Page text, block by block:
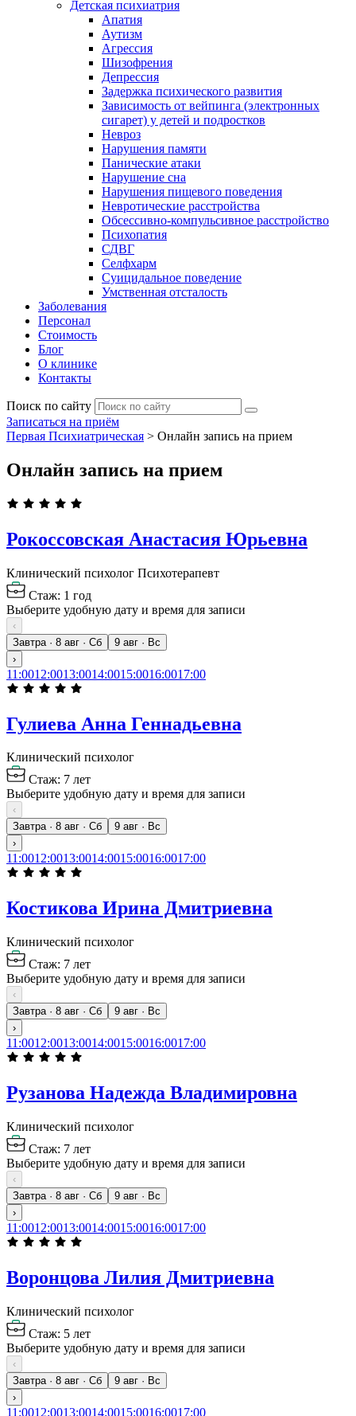
Детская психиатрия
Апатия
Аутизм
Агрессия
Шизофрения
Депрессия
Задержка психического развития
Зависимость от вейпинга (электронных
сигарет) у детей и подростков
Невроз
Нарушения памяти
Панические атаки
Нарушение сна
Нарушения пищевого поведения
Невротические расстройства
Обсессивно-компульсивное расстройство
Психопатия
СДВГ
Селфхарм
Суицидальное поведение
Умственная отсталость
Заболевания
Персонал
Стоимость
Блог
О клинике
Контакты
Поиск по сайту
Записаться на приём
Первая Психиатрическая > Онлайн запись на прием
Онлайн запись на прием
Рокоссовская Анастасия Юрьевна
Клинический психолог Психотерапевт
Стаж: 1 год
Выберите удобную дату и время для записи
‹
Завтра · 8 авг · Сб
9 авг · Вс
›
11:0012:0013:0014:0015:0016:0017:00
Гулиева Анна Геннадьевна
Клинический психолог
Стаж: 7 лет
Выберите удобную дату и время для записи
‹
Завтра · 8 авг · Сб
9 авг · Вс
›
11:0012:0013:0014:0015:0016:0017:00
Костикова Ирина Дмитриевна
Клинический психолог
Стаж: 7 лет
Выберите удобную дату и время для записи
‹
Завтра · 8 авг · Сб
9 авг · Вс
›
11:0012:0013:0014:0015:0016:0017:00
Рузанова Надежда Владимировна
Клинический психолог
Стаж: 7 лет
Выберите удобную дату и время для записи
‹
Завтра · 8 авг · Сб
9 авг · Вс
›
11:0012:0013:0014:0015:0016:0017:00
Воронцова Лилия Дмитриевна
Клинический психолог
Стаж: 5 лет
Выберите удобную дату и время для записи
‹
Завтра · 8 авг · Сб
9 авг · Вс
›
11:0012:0013:0014:0015:0016:0017:00